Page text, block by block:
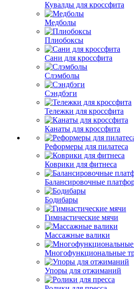
Кувалды для кроссфита
Медболы
Плиобоксы
Сани для кроссфита
Слэмболы
Сэндбэги
Тележки для кроссфита
Канаты для кроссфита
Реформеры для пилатеса
Коврики для фитнеса
Балансировочные
Бодибары
Гимнастические мячи
Массажные валики
Многофункциональные
Упоры для отжиманий